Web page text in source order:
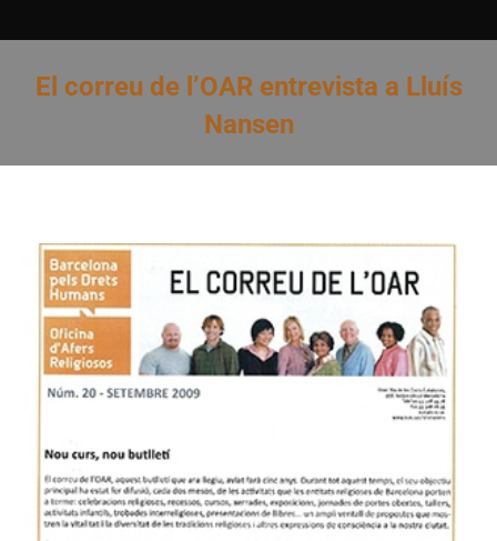
El correu de l’OAR entrevista a Lluís
Nansen